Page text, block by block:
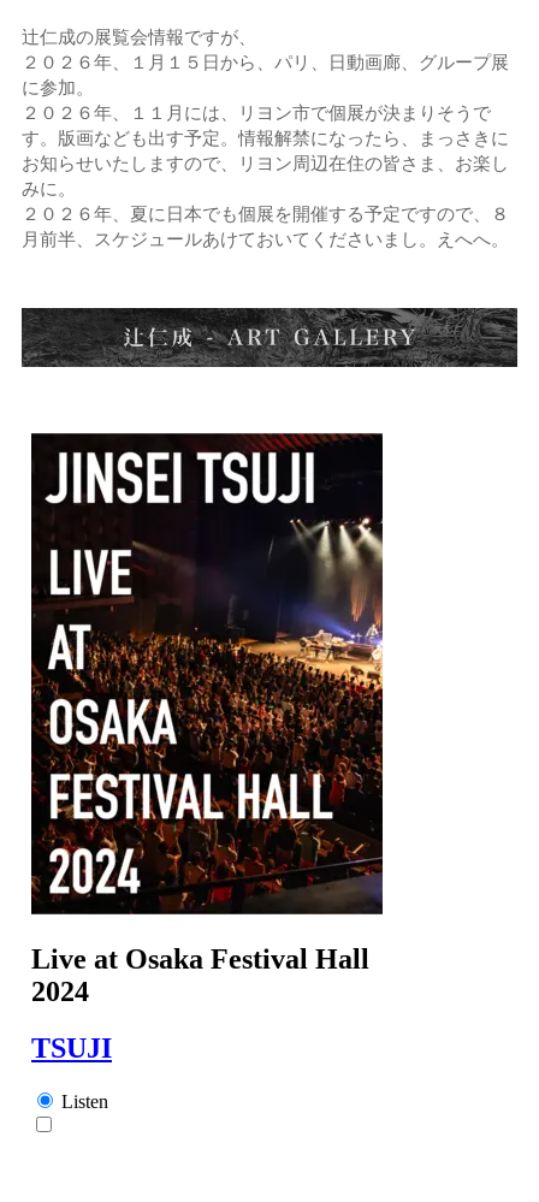
辻仁成の展覧会情報ですが、
２０２６年、１月１５日から、パリ、日動画廊、グループ展
に参加。
２０２６年、１１月には、リヨン市で個展が決まりそうで
す。版画なども出す予定。情報解禁になったら、まっさきに
お知らせいたしますので、リヨン周辺在住の皆さま、お楽し
みに。
２０２６年、夏に日本でも個展を開催する予定ですので、８
月前半、スケジュールあけておいてくださいまし。えへへ。